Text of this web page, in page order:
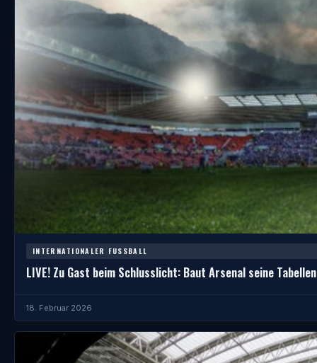
INTERNATIONALER FUSSBALL
LIVE! Zu Gast beim Schlusslicht: Baut Arsenal seine
18. Februar 2026